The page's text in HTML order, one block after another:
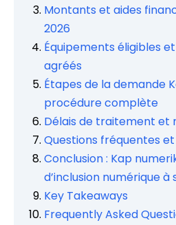
Montants et aides
2026
Équipements éligibles
agréés
Étapes de la demande
procédure complète
Délais de traitement et
Questions fréquentes
Conclusion : Kap
d’inclusion numérique à
Key Takeaways
Frequently Asked